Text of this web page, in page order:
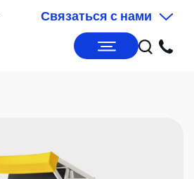
Связаться с нами